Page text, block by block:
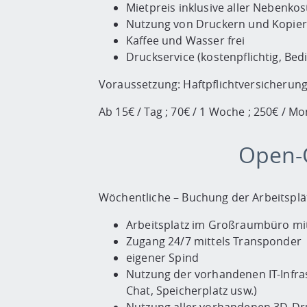
Mietpreis inklusive aller
Nutzung von Druckern und
Kaffee und Wasser frei
Druckservice (kostenpflichtig,
Voraussetzung:
Ab 15€ / Tag ; 70€ / 1 Woche ; 250€ /
Wöchentliche – Buchung der
Arbeitsplatz im Großraumbüro
Zugang 24/7 mittels Transponder
eigener Spind
Nutzung der vorhandenen IT-
Chat, Speicherplatz usw.)